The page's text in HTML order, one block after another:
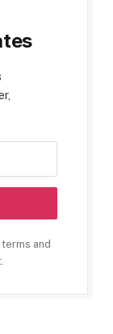
and